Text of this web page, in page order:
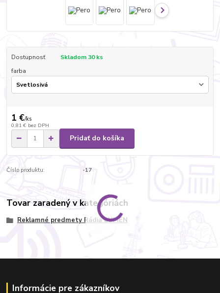
Dostupnosť
Skladom 30 ks
farba
1 €/ks
0,81 € bez DPH
Pridať do košíka
Číslo produktu: -17
Tovar zaradený v kategóriách
Reklamné predmety Rádia LUMEN
Informácie pre zákazníkov